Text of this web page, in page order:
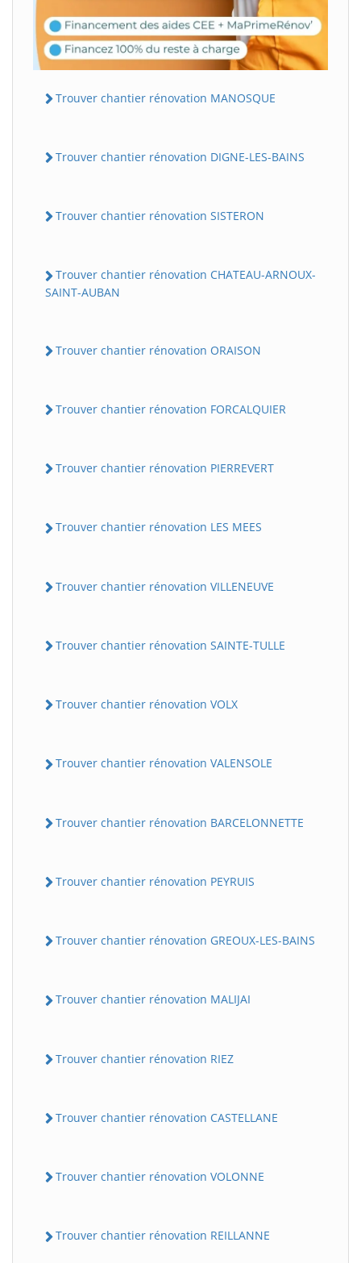
Trouver chantier rénovation MANOSQUE
Trouver chantier rénovation DIGNE-LES-BAINS
Trouver chantier rénovation SISTERON
Trouver chantier rénovation CHATEAU-ARNOUX-
SAINT-AUBAN
Trouver chantier rénovation ORAISON
Trouver chantier rénovation FORCALQUIER
Trouver chantier rénovation PIERREVERT
Trouver chantier rénovation LES MEES
Trouver chantier rénovation VILLENEUVE
Trouver chantier rénovation SAINTE-TULLE
Trouver chantier rénovation VOLX
Trouver chantier rénovation VALENSOLE
Trouver chantier rénovation BARCELONNETTE
Trouver chantier rénovation PEYRUIS
Trouver chantier rénovation GREOUX-LES-BAINS
Trouver chantier rénovation MALIJAI
Trouver chantier rénovation RIEZ
Trouver chantier rénovation CASTELLANE
Trouver chantier rénovation VOLONNE
Trouver chantier rénovation REILLANNE